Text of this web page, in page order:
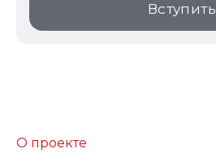
Вступить
О проекте